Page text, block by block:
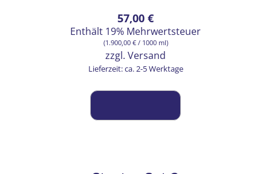
57,00 €
Enthält 19% Mehrwertsteuer
(1.900,00 €/ 1000 ml)
zzgl. Versand
Lieferzeit: ca. 2-5 Werktage